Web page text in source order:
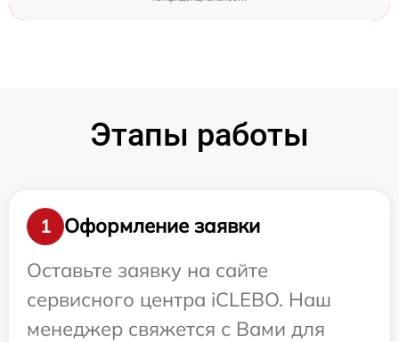
Этапы работы
1
Оформление заявки
Оставьте заявку на сайте
сервисного центра iCLEBO. Наш
менеджер свяжется с Вами для